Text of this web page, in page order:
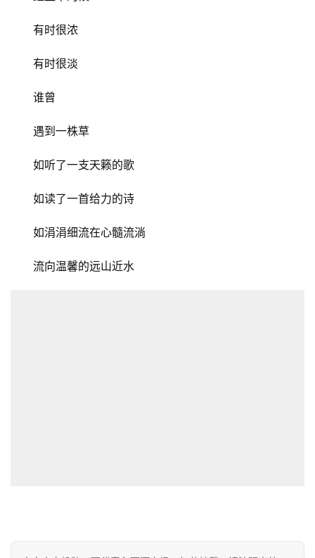
有时很浓
有时很淡
谁曾
遇到一株草
如听了一支天籁的歌
如读了一首给力的诗
如涓涓细流在心髓流淌
流向温馨的远山近水